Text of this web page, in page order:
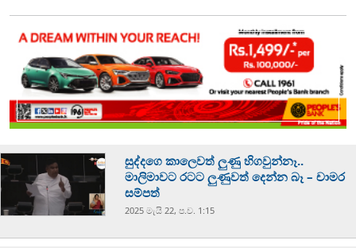
සුද්දගෙ කාලෙවත් ලුණු හිගවුන්නෑ..
මාලිමාවට රටට ලුණුවත් දෙන්න බෑ – චාමර
සම්පත්
2025 මැයි 22, ප.ව. 1:15